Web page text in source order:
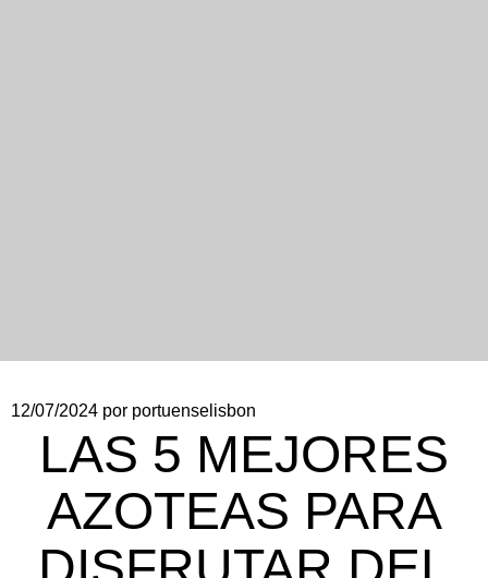
12/07/2024 por portuenselisbon
LAS 5 MEJORES
AZOTEAS PARA